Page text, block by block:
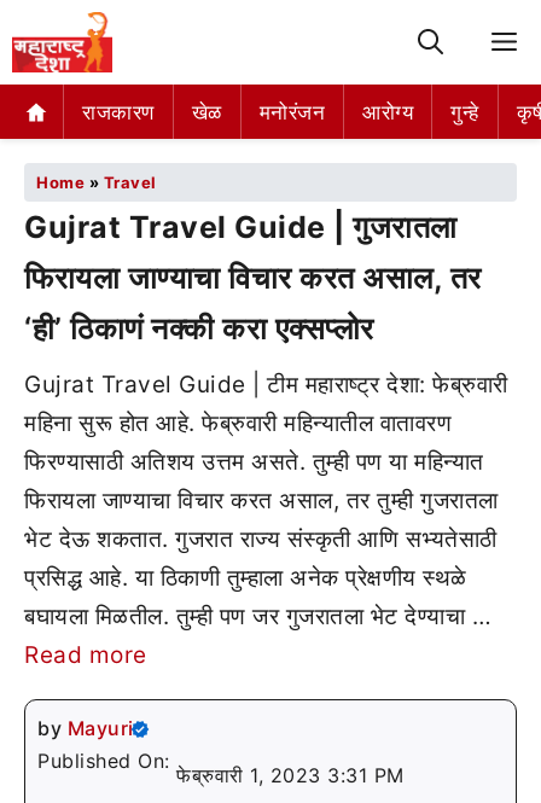
राजकारण खेळ मनोरंजन आरोग्य गुन्हे
Home » Travel
Gujrat Travel Guide | गुजरातला
फिरायला जाण्याचा विचार करत असाल, तर
‘ही’ ठिकाणं नक्की करा एक्सप्लोर
Gujrat Travel Guide | टीम महाराष्ट्र देशा: फेब्रुवारी
महिना सुरू होत आहे. फेब्रुवारी महिन्यातील वातावरण
फिरण्यासाठी अतिशय उत्तम असते. तुम्ही पण या महिन्यात
फिरायला जाण्याचा विचार करत असाल, तर तुम्ही गुजरातला
भेट देऊ शकतात. गुजरात राज्य संस्कृती आणि सभ्यतेसाठी
प्रसिद्ध आहे. या ठिकाणी तुम्हाला अनेक प्रेक्षणीय स्थळे
बघायला मिळतील. तुम्ही पण जर गुजरातला भेट देण्याचा …
Read more
by Mayuri
Published On:
फेब्रुवारी 1, 2023 3:31 PM